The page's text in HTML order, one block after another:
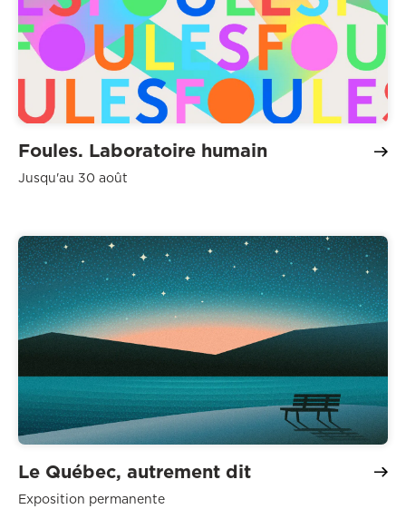
Foules. Laboratoire humain
Jusqu'au 30 août
Le Québec, autrement dit
Exposition permanente